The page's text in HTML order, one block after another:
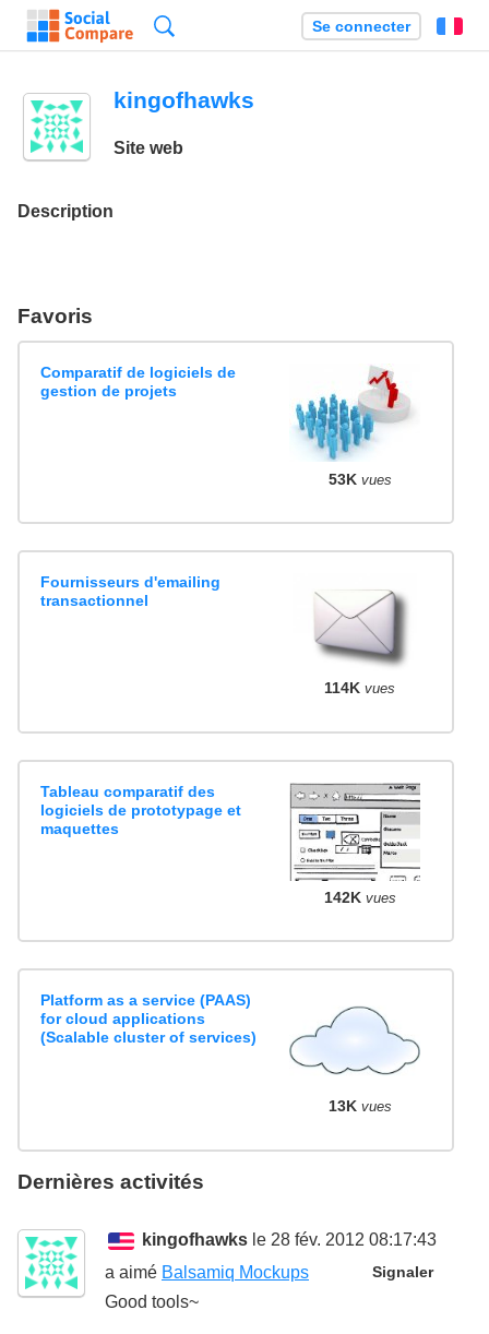
Se connecter
kingofhawks
Site web
Description
Favoris
Comparatif de logiciels de
gestion de projets
53K vues
Fournisseurs d'emailing
transactionnel
114K vues
Tableau comparatif des
logiciels de prototypage et
maquettes
142K vues
Platform as a service (PAAS)
for cloud applications
(Scalable cluster of services)
13K vues
Dernières activités
kingofhawks le 28 fév. 2012 08:17:43
Signaler
a aimé Balsamiq Mockups
Good tools~